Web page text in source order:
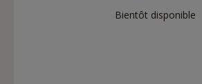
Bientôt disponible